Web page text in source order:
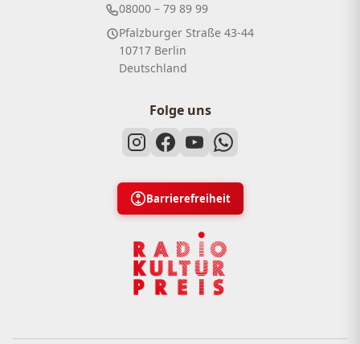
08000 – 79 89 99
Pfalzburger Straße 43-44
10717 Berlin
Deutschland
Folge uns
Barrierefreiheit